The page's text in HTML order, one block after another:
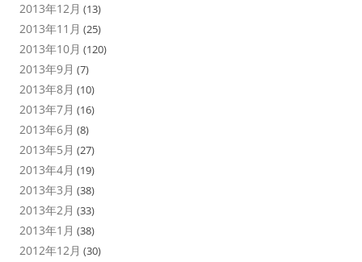
2013年12月 (13)
2013年11月 (25)
2013年10月 (120)
2013年9月 (7)
2013年8月 (10)
2013年7月 (16)
2013年6月 (8)
2013年5月 (27)
2013年4月 (19)
2013年3月 (38)
2013年2月 (33)
2013年1月 (38)
2012年12月 (30)